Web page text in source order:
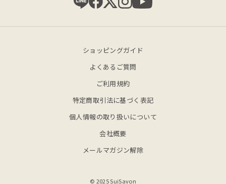
ショッピングガイド
よくあるご質問
ご利用規約
特定商取引法に基づく表記
個人情報の取り扱いについて
会社概要
メールマガジン解除
© 2025 SuiSavon